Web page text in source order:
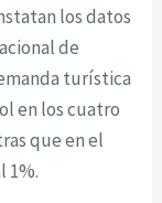
los datos
de
turística
en los cuatro
que en el
1%.